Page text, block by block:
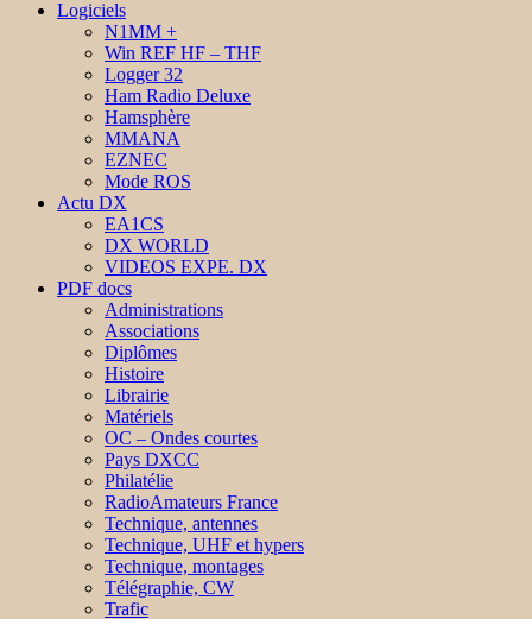
Logiciels
N1MM +
Win REF HF – THF
Logger 32
Ham Radio Deluxe
Hamsphère
MMANA
EZNEC
Mode ROS
Actu DX
EA1CS
DX WORLD
VIDEOS EXPE. DX
PDF docs
Administrations
Associations
Diplômes
Histoire
Librairie
Matériels
OC – Ondes courtes
Pays DXCC
Philatélie
RadioAmateurs France
Technique, antennes
Technique, UHF et hypers
Technique, montages
Télégraphie, CW
Trafic